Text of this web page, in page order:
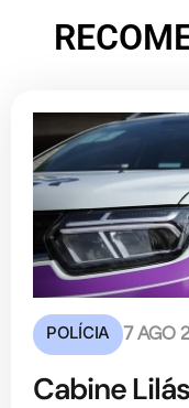
POLÍCIA 7 AGO
Cabine